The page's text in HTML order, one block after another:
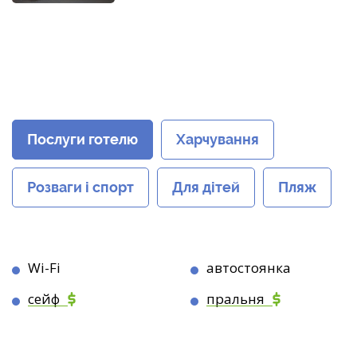
Послуги готелю Харчування
Розваги і спорт Для дітей Пляж
Wi-Fi
сейф
автостоянка
пральня